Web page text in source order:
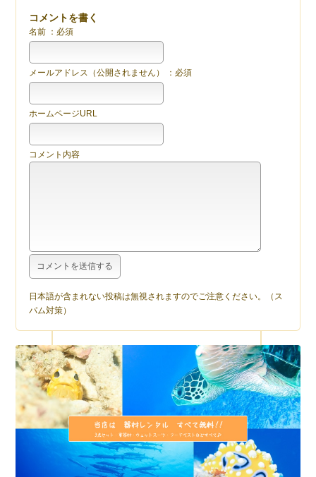
コメントを書く
名前 ：必須
メールアドレス（公開されません） ：必須
ホームページURL
コメント内容
日本語が含まれない投稿は無視されますのでご注意ください。（ス
パム対策）